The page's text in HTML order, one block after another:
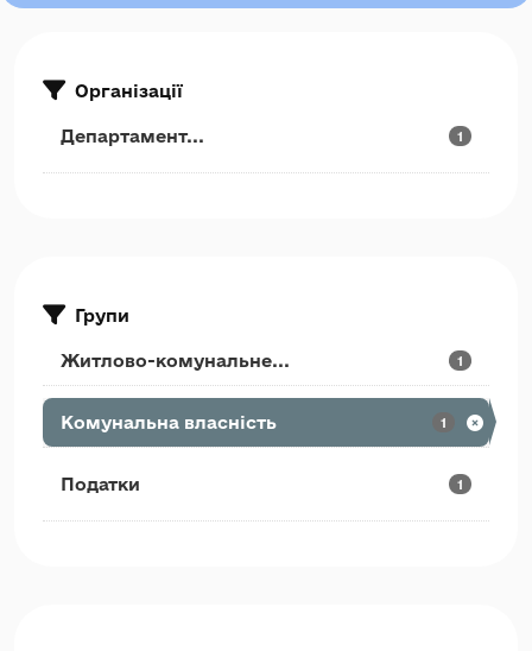
Організації
Департамент... 1
Групи
Житлово-комунальне... 1
Комунальна власність 1
Податки 1